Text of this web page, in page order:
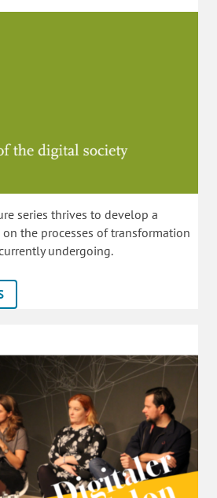
series thrives to develop a
the processes of transformation
undergoing.